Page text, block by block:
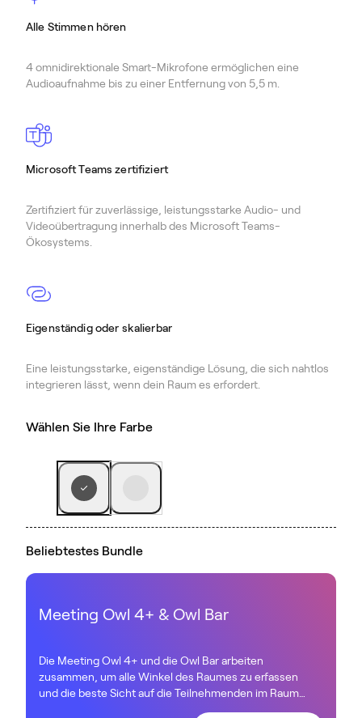
Alle Stimmen hören
4 omnidirektionale Smart-Mikrofone ermöglichen eine
Audioaufnahme bis zu einer Entfernung von 5,5 m.
Microsoft Teams zertifiziert
Zertifiziert für zuverlässige, leistungsstarke Audio- und
Videoübertragung innerhalb des Microsoft Teams-
Ökosystems.
Eigenständig oder skalierbar
Eine leistungsstarke, eigenständige Lösung, die sich nahtlos
integrieren lässt, wenn dein Raum es erfordert.
Wählen Sie Ihre Farbe
Beliebtestes Bundle
Meeting Owl 4+ & Owl Bar
Die Meeting Owl 4+ und die Owl Bar arbeiten
zusammen, um alle Winkel des Raumes zu erfassen
und die beste Sicht auf die Teilnehmenden im Raum